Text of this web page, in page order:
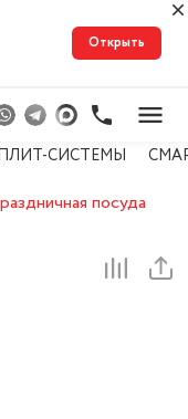
Открыть
СИСТЕМЫ
посуда